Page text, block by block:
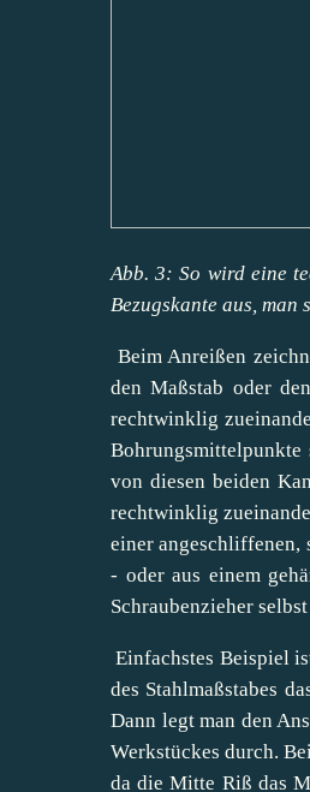
Abb. 3: So wird eine
Bezugskante aus,
Beim Anreißen
den Maßstab oder
rechtwinklig
von diesen beiden
rechtwinklig
einer angeschliffenen,
- oder aus einem
Schraubenzieher
Einfachstes Beispiel
des Stahlmaßstabes
Dann legt man den
Werkstückes durch.
da die Mitte Riß das